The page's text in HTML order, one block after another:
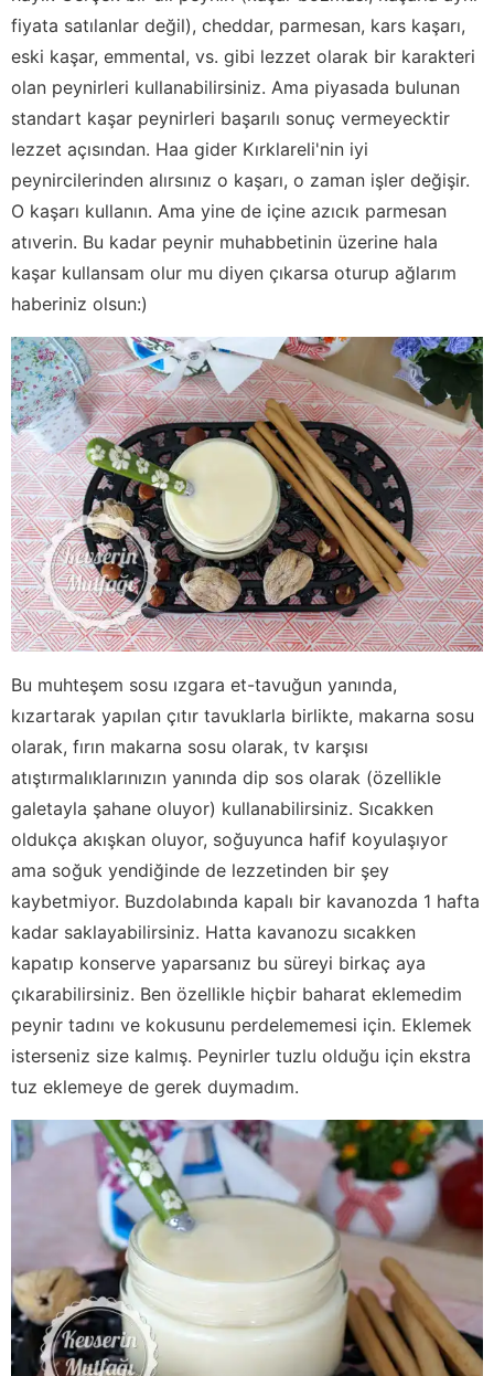
fiyata satılanlar değil), cheddar, parmesan, kars kaşarı,
eski kaşar, emmental, vs. gibi lezzet olarak bir karakteri
olan peynirleri kullanabilirsiniz. Ama piyasada bulunan
standart kaşar peynirleri başarılı sonuç vermeyecktir
lezzet açısından. Haa gider Kırklareli'nin iyi
peynircilerinden alırsınız o kaşarı, o zaman işler değişir.
O kaşarı kullanın. Ama yine de içine azıcık parmesan
atıverin. Bu kadar peynir muhabbetinin üzerine hala
kaşar kullansam olur mu diyen çıkarsa oturup ağlarım
haberiniz olsun:)
Bu muhteşem sosu ızgara et-tavuğun yanında,
kızartarak yapılan çıtır tavuklarla birlikte, makarna sosu
olarak, fırın makarna sosu olarak, tv karşısı
atıştırmalıklarınızın yanında dip sos olarak (özellikle
galetayla şahane oluyor) kullanabilirsiniz. Sıcakken
oldukça akışkan oluyor, soğuyunca hafif koyulaşıyor
ama soğuk yendiğinde de lezzetinden bir şey
kaybetmiyor. Buzdolabında kapalı bir kavanozda 1 hafta
kadar saklayabilirsiniz. Hatta kavanozu sıcakken
kapatıp konserve yaparsanız bu süreyi birkaç aya
çıkarabilirsiniz. Ben özellikle hiçbir baharat eklemedim
peynir tadını ve kokusunu perdelememesi için. Eklemek
isterseniz size kalmış. Peynirler tuzlu olduğu için ekstra
tuz eklemeye de gerek duymadım.